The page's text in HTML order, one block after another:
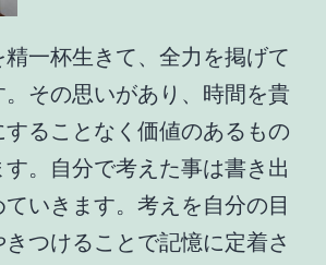
一杯生きて、全力を掲げて
その思いがあり、時間を貴
ることなく価値のあるもの
。自分で考えた事は書き出
いきます。考えを自分の目
つけることで記憶に定着さ